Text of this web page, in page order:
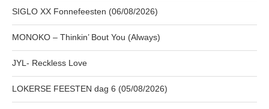
SIGLO XX Fonnefeesten (06/08/2026)
MONOKO – Thinkin’ Bout You (Always)
JYL- Reckless Love
LOKERSE FEESTEN dag 6 (05/08/2026)